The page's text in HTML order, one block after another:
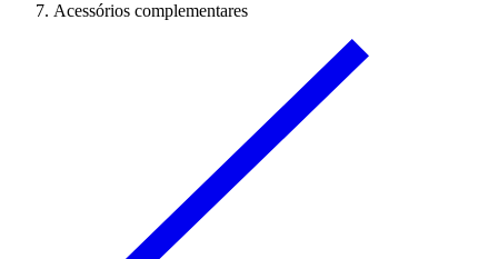
Acessórios complementares